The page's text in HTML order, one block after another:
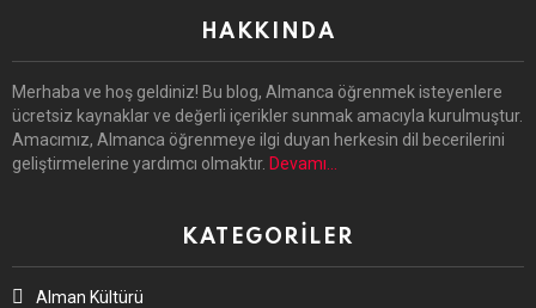
HAKKINDA
Merhaba ve hoş geldiniz! Bu blog, Almanca öğrenmek isteyenlere
ücretsiz kaynaklar ve değerli içerikler sunmak amacıyla kurulmuştur.
Amacımız, Almanca öğrenmeye ilgi duyan herkesin dil becerilerini
geliştirmelerine yardımcı olmaktır. Devamı…
KATEGORILER
Alman Kültürü